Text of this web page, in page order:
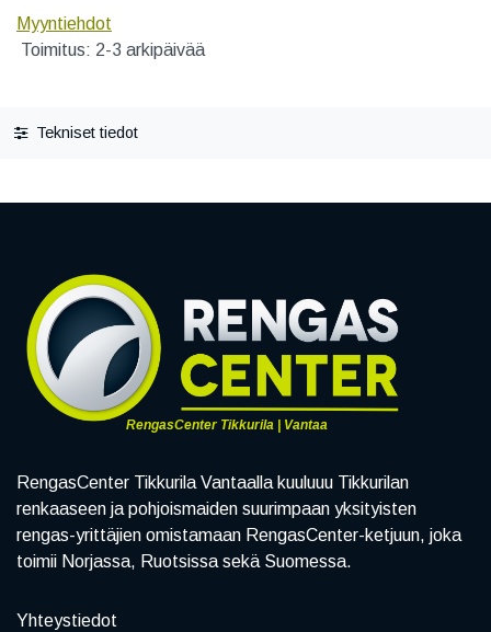
Myyntiehdot
Toimitus: 2-3 arkipäivää
Tekniset tiedot
RengasCenter Tikkurila | Vantaa
RengasCenter Tikkurila Vantaalla kuuluuu Tikkurilan
renkaaseen ja pohjoismaiden suurimpaan yksityisten
rengas-yrittäjien omistamaan RengasCenter-ketjuun, joka
toimii Norjassa, Ruotsissa sekä Suomessa.
Yhteystiedot